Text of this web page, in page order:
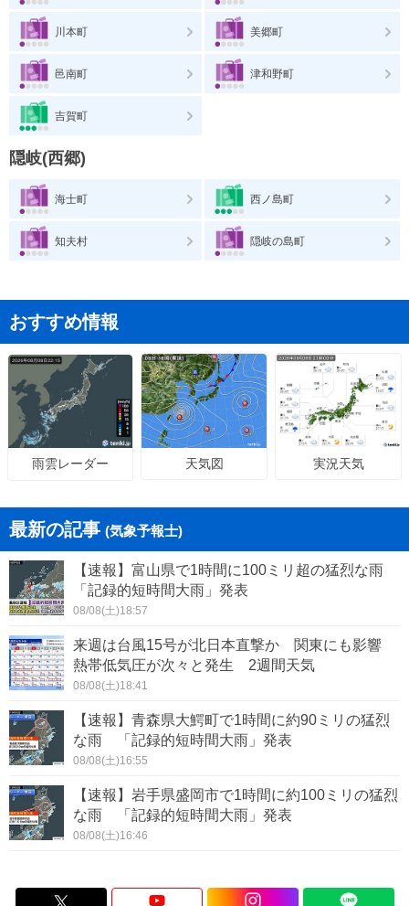
川本町 美郷町
邑南町 津和野町
吉賀町
隠岐(西郷)
海士町 西ノ島町
知夫村 隠岐の島町
おすすめ情報
雨雲レーダー 天気図 実況天気
最新の記事 (気象予報士)
【速報】富山県で1時間に100ミリ超の猛烈な雨
「記録的短時間大雨」発表
08/08(土)18:57
来週は台風15号が北日本直撃か 関東にも影響
熱帯低気圧が次々と発生 2週間天気
08/08(土)18:41
【速報】青森県大鰐町で1時間に約90ミリの猛烈
な雨 「記録的短時間大雨」発表
08/08(土)16:55
【速報】岩手県盛岡市で1時間に約100ミリの猛烈
な雨 「記録的短時間大雨」発表
08/08(土)16:46